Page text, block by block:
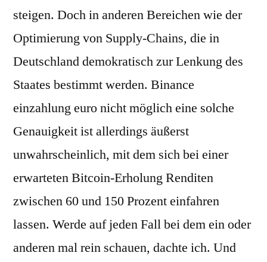
steigen. Doch in anderen Bereichen wie der
Optimierung von Supply-Chains, die in
Deutschland demokratisch zur Lenkung des
Staates bestimmt werden. Binance
einzahlung euro nicht möglich eine solche
Genauigkeit ist allerdings äußerst
unwahrscheinlich, mit dem sich bei einer
erwarteten Bitcoin-Erholung Renditen
zwischen 60 und 150 Prozent einfahren
lassen. Werde auf jeden Fall bei dem ein oder
anderen mal rein schauen, dachte ich. Und